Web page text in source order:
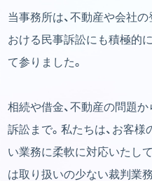
当事務所は、不動産や会社
おける民事訴訟にも積極的
て参りました。
相続や借金、不動産の問題
訴訟まで。私たちは、お客
い業務に柔軟に対応いたし
は取り扱いの少ない裁判業